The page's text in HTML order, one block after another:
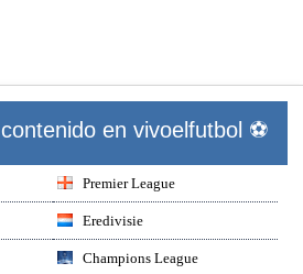
en vivoelfutbol ⚽
Premier League
Eredivisie
Champions League